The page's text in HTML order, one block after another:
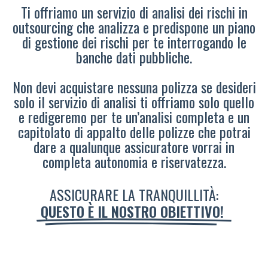
Ti offriamo un servizio di analisi dei rischi in
outsourcing che analizza e predispone un piano
di gestione dei rischi per te interrogando le
banche dati pubbliche.
Non devi acquistare nessuna polizza se desideri
solo il servizio di analisi ti offriamo solo quello
e redigeremo per te un’analisi completa e un
capitolato di appalto delle polizze che potrai
dare a qualunque assicuratore vorrai in
completa autonomia e riservatezza.
ASSICURARE LA TRANQUILLITÀ:
QUESTO È IL NOSTRO OBIETTIVO!